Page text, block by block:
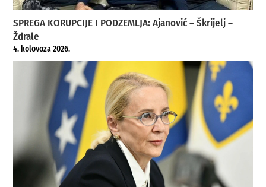
SPREGA KORUPCIJE I PODZEMLJA: Ajanović – Škrijelj –
Ždrale
4. kolovoza 2026.